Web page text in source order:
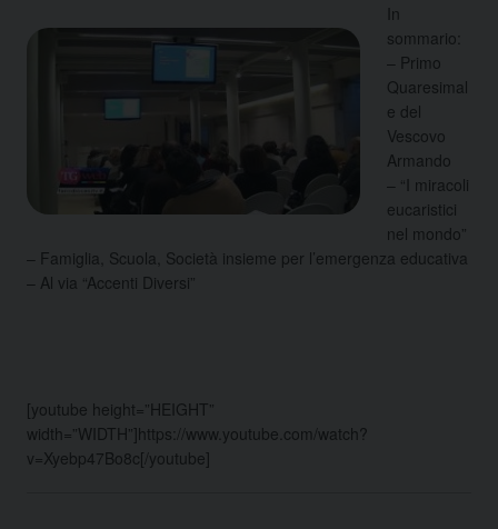
In
sommario:
– Primo
Quaresimal
e del
Vescovo
Armando
– “I miracoli
eucaristici
nel mondo”
– Famiglia, Scuola, Società insieme per l’emergenza educativa
– Al via “Accenti Diversi”
[youtube height=”HEIGHT”
width=”WIDTH”]https://www.youtube.com/watch?
v=Xyebp47Bo8c[/youtube]